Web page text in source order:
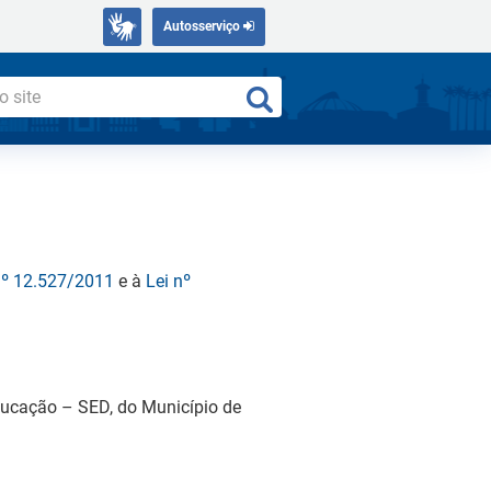
Autosserviço
12.527/2011 e à Lei nº
– SED, do Município de